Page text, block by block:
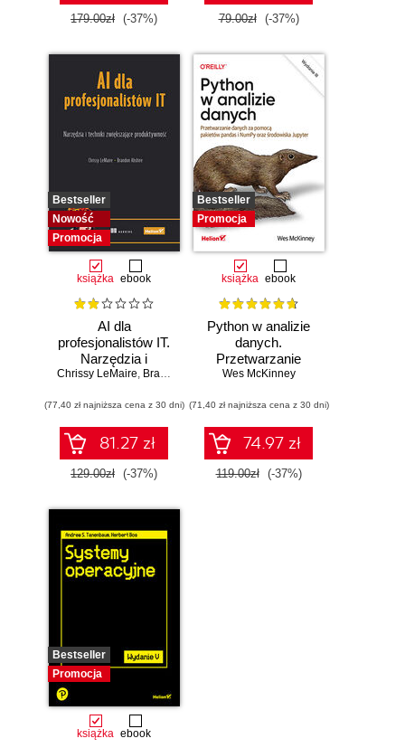
179.00zł (-37%) 79.00zł (-37%)
Bestseller
Nowość
Promocja
książka ebook
AI dla
profesjonalistów IT.
Narzędzia i
techniki
produktywność
Chrissy LeMaire, Brandon Abshire
(77,40 zł najniższa cena z 30 dni)
81.27 zł
129.00zł (-37%)
Bestseller
Promocja
książka ebook
Python w analizie
danych.
Przetwarzanie
danych za pomocą
NumPy oraz
środowiska
Jupyter. Wydanie
III
Wes McKinney
(71,40 zł najniższa cena z 30 dni)
74.97 zł
119.00zł (-37%)
Bestseller
Promocja
książka ebook